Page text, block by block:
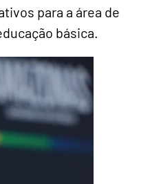
para a área de
básica.